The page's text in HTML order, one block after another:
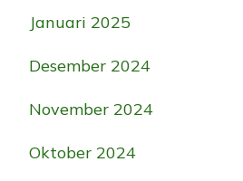
Januari 2025
Desember 2024
November 2024
Oktober 2024